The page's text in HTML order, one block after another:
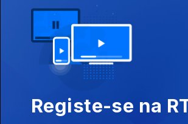
Olá, Portugal O protagonista de
vem de Italia da região de
revela o seu olhar sobre Portugal
12 jun. 2018
Olá, Portugal O protagonista de
Registe-se na